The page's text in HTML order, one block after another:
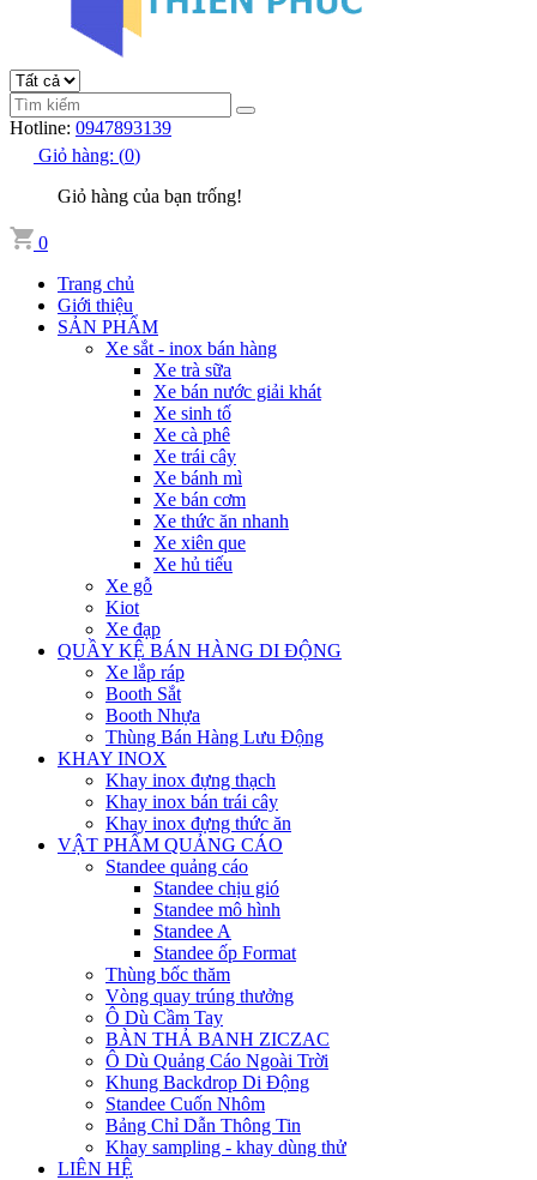
Hotline: 0947893139
Giỏ hàng: (0)
Giỏ hàng của bạn trống!
0
Trang chủ
Giới thiệu
SẢN PHẨM
Xe sắt - inox bán hàng
Xe trà sữa
Xe bán nước giải khát
Xe sinh tố
Xe cà phê
Xe trái cây
Xe bánh mì
Xe bán cơm
Xe thức ăn nhanh
Xe xiên que
Xe hủ tiếu
Xe gỗ
Kiot
Xe đạp
QUẦY KỆ BÁN HÀNG DI ĐỘNG
Xe lắp ráp
Booth Sắt
Booth Nhựa
Thùng Bán Hàng Lưu Động
KHAY INOX
Khay inox đựng thạch
Khay inox bán trái cây
Khay inox đựng thức ăn
VẬT PHẨM QUẢNG CÁO
Standee quảng cáo
Standee chịu gió
Standee mô hình
Standee A
Standee ốp Format
Thùng bốc thăm
Vòng quay trúng thưởng
Ô Dù Cầm Tay
BÀN THẢ BANH ZICZAC
Ô Dù Quảng Cáo Ngoài Trời
Khung Backdrop Di Động
Standee Cuốn Nhôm
Bảng Chỉ Dẫn Thông Tin
Khay sampling - khay dùng thử
LIÊN HỆ